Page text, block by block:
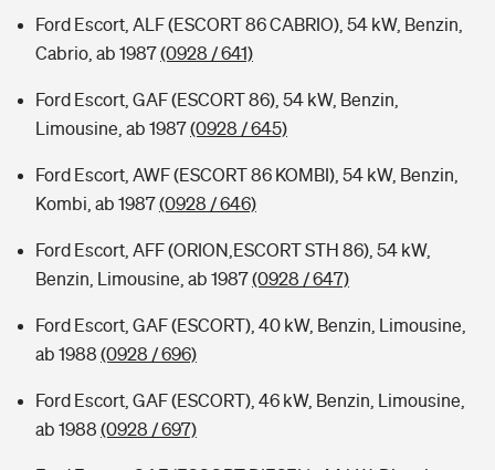
Ford Escort, ALF (ESCORT 86 CABRIO), 54 kW, Benzin,
Cabrio, ab 1987(0928 / 641)
Ford Escort, GAF (ESCORT 86), 54 kW, Benzin,
Limousine, ab 1987(0928 / 645)
Ford Escort, AWF (ESCORT 86 KOMBI), 54 kW, Benzin,
Kombi, ab 1987(0928 / 646)
Ford Escort, AFF (ORION,ESCORT STH 86), 54 kW,
Benzin, Limousine, ab 1987(0928 / 647)
Ford Escort, GAF (ESCORT), 40 kW, Benzin, Limousine,
ab 1988 (0928 / 696)
Ford Escort, GAF (ESCORT), 46 kW, Benzin, Limousine,
ab 1988 (0928 / 697)